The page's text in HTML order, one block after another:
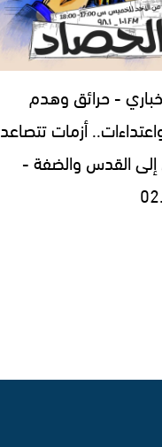
- حرائق وهدم
أزمات تتصاعد
إلى القدس والضفة -